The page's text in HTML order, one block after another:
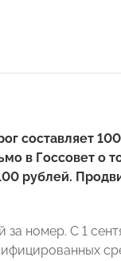
составляет
в Госсовет о
рублей.
номер. С 1